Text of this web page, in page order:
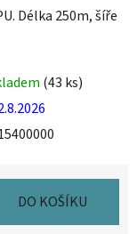
Délka 250m, šíře
(43 ks)
DO KOŠÍKU